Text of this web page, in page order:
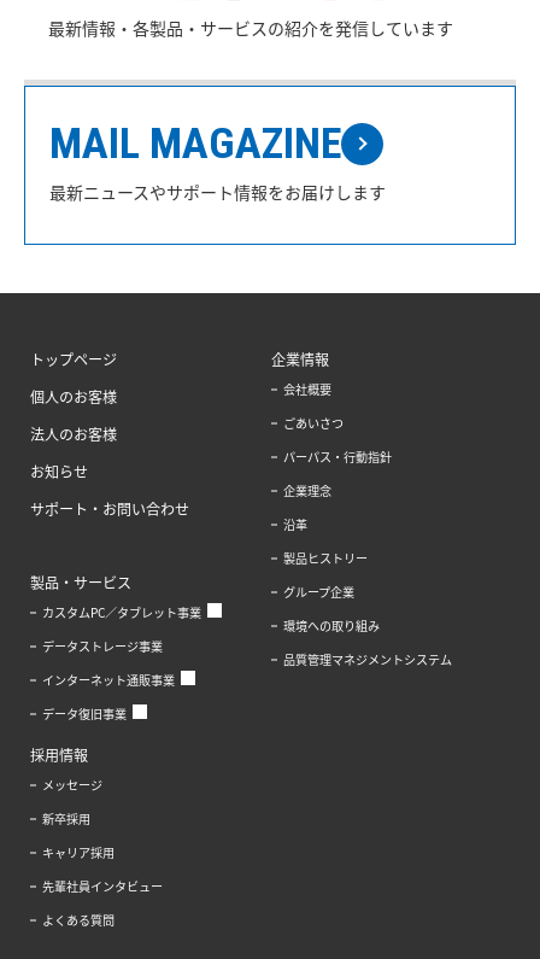
最新情報・各製品・サービスの紹介を発信しています
MAIL MAGAZINE
最新ニュースやサポート情報をお届けします
トップページ
個人のお客様
法人のお客様
お知らせ
サポート・お問い合わせ
製品・サービス
カスタムPC／タブレット事業
データストレージ事業
インターネット通販事業
データ復旧事業
企業情報
会社概要
ごあいさつ
パーパス・行動指針
企業理念
沿革
製品ヒストリー
グループ企業
環境への取り組み
品質管理マネジメントシステム
採用情報
メッセージ
新卒採用
キャリア採用
先輩社員インタビュー
よくある質問